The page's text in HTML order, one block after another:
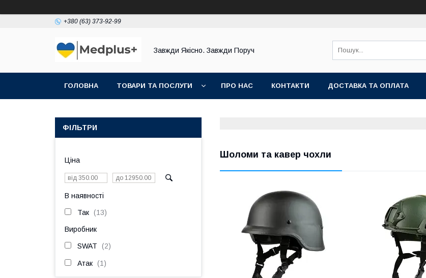
+380 (63) 373-92-99
Завжди Якісно. Завжди Поруч
ГОЛОВНА ТОВАРИ ТА ПОСЛУГИ ПРО НАС КОНТАКТИ ДОСТАВКА ТА ОПЛАТА
Шоломи та кавер чохли
ФІЛЬТРИ
Ціна
В наявності
Так 13
Виробник
SWAT 2
Атак 1